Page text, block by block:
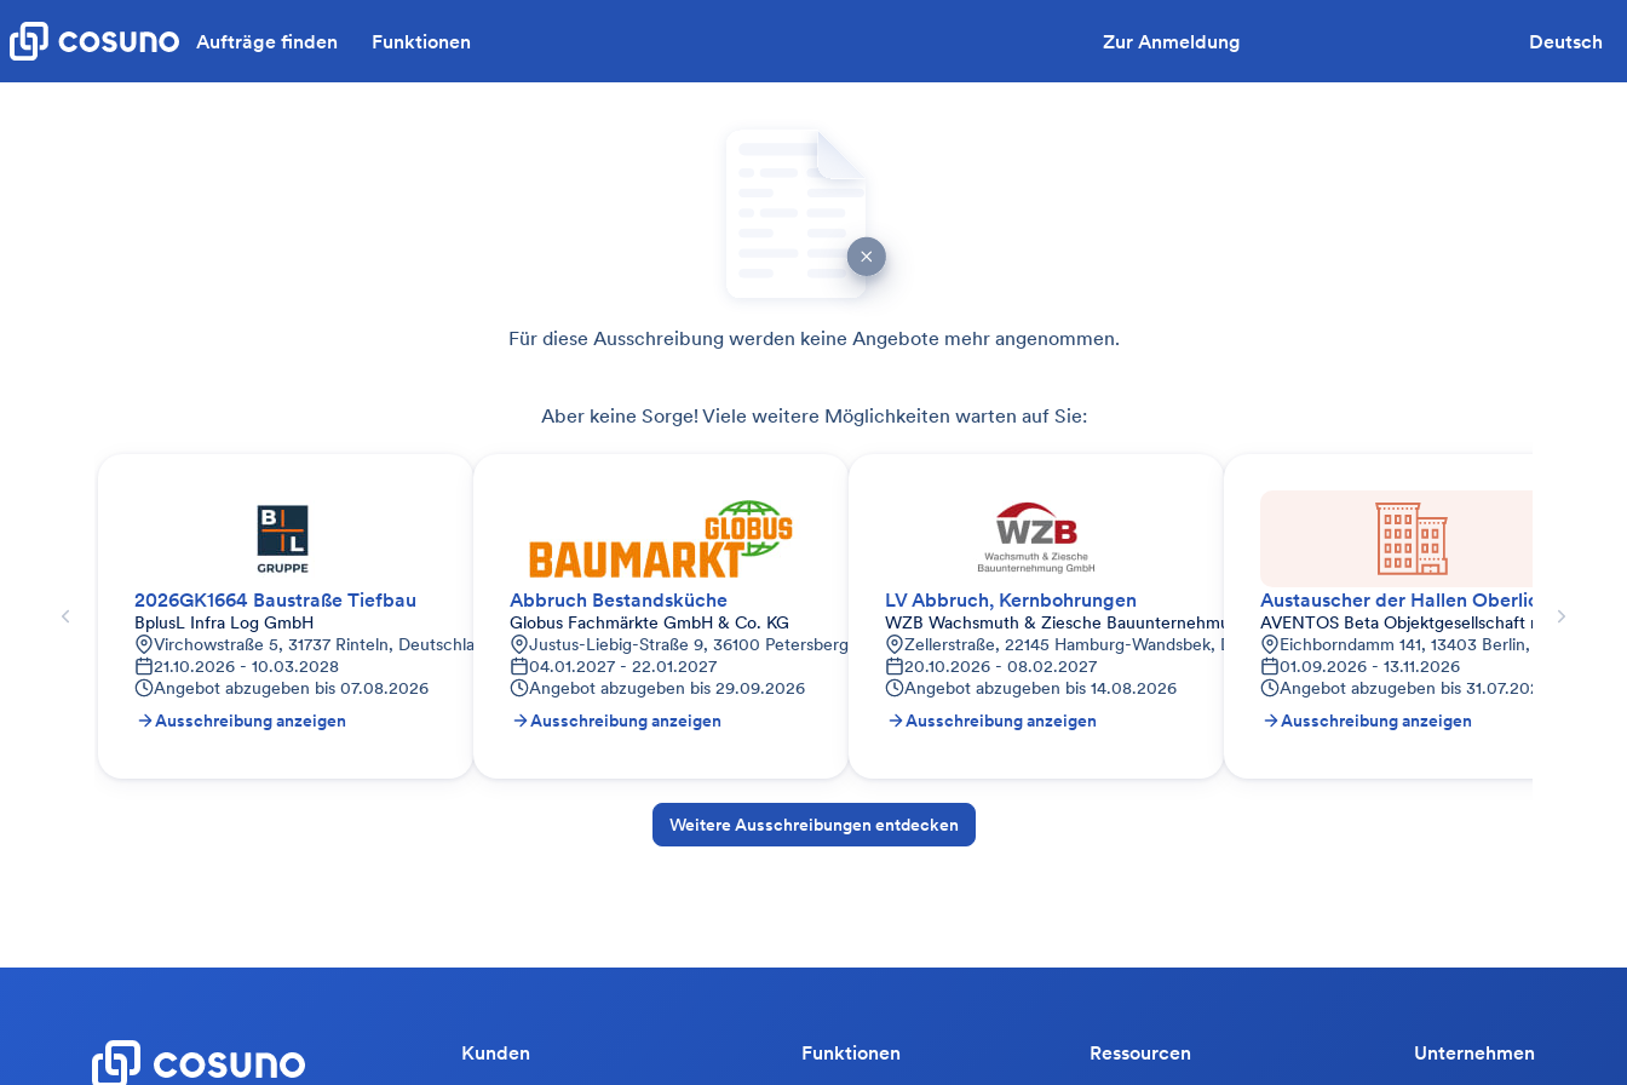
Aufträge finden Funktionen Zur Anmeldung Deutsch
Für diese Ausschreibung werden keine Angebote mehr angenommen.
Aber keine Sorge! Viele weitere Möglichkeiten warten auf Sie:
2026GK1664 Baustraße Tiefbau
BplusL Infra Log GmbH
Virchowstraße 5, 31737 Rinteln, Deutschland
21.10.2026 - 10.03.2028
Angebot abzugeben bis 07.08.2026
Ausschreibung anzeigen
Abbruch Bestandsküche
Globus Fachmärkte GmbH & Co. KG
Justus-Liebig-Straße 9, 36100 Petersberg, Deutschland
04.01.2027 - 22.01.2027
Angebot abzugeben bis 29.09.2026
Ausschreibung anzeigen
LV Abbruch, Kernbohrungen
WZB Wachsmuth & Ziesche Bauunternehmung GmbH
Zellerstraße, 22145 Hamburg-Wandsbek, Deutschland
20.10.2026 - 08.02.2027
Angebot abzugeben bis 14.08.2026
Ausschreibung anzeigen
AVENTOS Beta Objektgesellschaft mbH
Eichborndamm 141, 13403 Berlin,
01.09.2026 - 13.11.2026
Angebot abzugeben bis 31.07.2026
Ausschreibung anzeigen
Weitere Ausschreibungen entdecken
Kunden Funktionen Ressourcen Unternehmen